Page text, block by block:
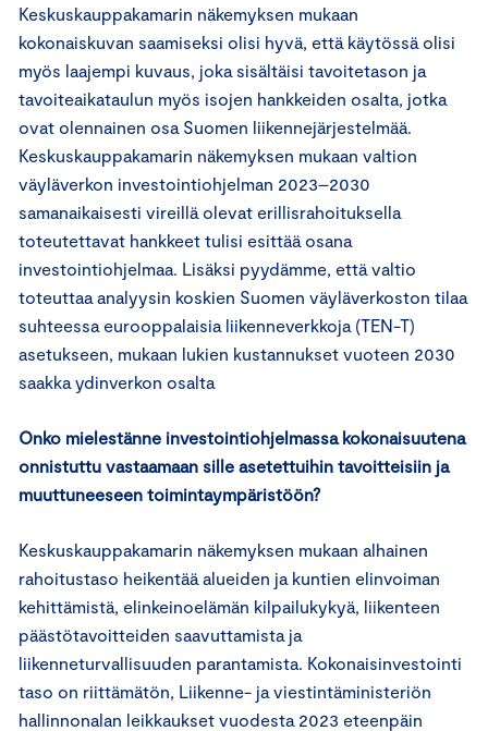
Keskuskauppakamarin näkemyksen mukaan
kokonaiskuvan saamiseksi olisi hyvä, että käytössä olisi
myös laajempi kuvaus, joka sisältäisi tavoitetason ja
tavoiteaikataulun myös isojen hankkeiden osalta, jotka
ovat olennainen osa Suomen liikennejärjestelmää.
Keskuskauppakamarin näkemyksen mukaan valtion
väyläverkon investointiohjelman 2023–2030
samanaikaisesti vireillä olevat erillisrahoituksella
toteutettavat hankkeet tulisi esittää osana
investointiohjelmaa. Lisäksi pyydämme, että valtio
toteuttaa analyysin koskien Suomen väyläverkoston tilaa
suhteessa eurooppalaisia liikenneverkkoja (TEN-T)
asetukseen, mukaan lukien kustannukset vuoteen 2030
saakka ydinverkon osalta
Onko mielestänne investointiohjelmassa kokonaisuutena
onnistuttu vastaamaan sille asetettuihin tavoitteisiin ja
muuttuneeseen toimintaympäristöön?
Keskuskauppakamarin näkemyksen mukaan alhainen
rahoitustaso heikentää alueiden ja kuntien elinvoiman
kehittämistä, elinkeinoelämän kilpailukykyä, liikenteen
päästötavoitteiden saavuttamista ja
liikenneturvallisuuden parantamista. Kokonaisinvestointi
taso on riittämätön, Liikenne- ja viestintäministeriön
hallinnonalan leikkaukset vuodesta 2023 eteenpäin